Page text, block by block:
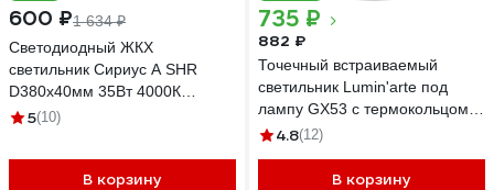
600 ₽1 634 ₽
Светодиодный ЖКХ
светильник Сириус А SHR
D380x40мм 35Вт 4000К
3000Лм IP65 Черный СириусА
5(10)
В корзину
735 ₽
882 ₽
Точечный встраиваемый
светильник Lumin'arte под
лампу GX53 с термокольцом
белый глянец (10 шт в
GX53/01W
4.8(12)
В корзину